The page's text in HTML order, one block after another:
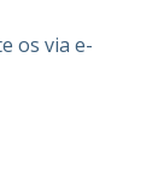
os via e-